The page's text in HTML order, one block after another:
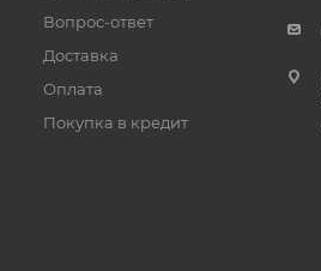
Вопрос-ответ
Доставка
Оплата
Покупка в кредит